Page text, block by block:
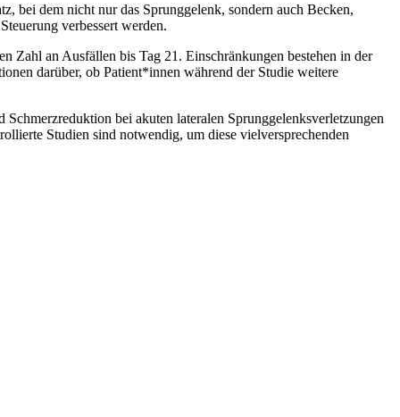
bei dem nicht nur das Sprunggelenk, sondern auch Becken,
verbessert werden.
Zahl an Ausfällen bis Tag 21. Einschränkungen bestehen in der
darüber, ob Patient*innen während der Studie weitere
bei akuten lateralen Sprunggelenksverletzungen
Studien sind notwendig, um diese vielversprechenden